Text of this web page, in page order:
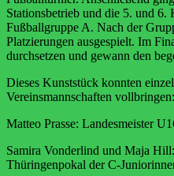
Stationsbetrieb und die 5. und 6.
Fußballgruppe A. Nach der
Platzierungen ausgespielt. Im
durchsetzen und gewann den
Dieses Kunststück konnten
Vereinsmannschaften vollbringen:
Matteo Prasse: Landesmeister
Samira Vonderlind und Maja
Thüringenpokal der C-